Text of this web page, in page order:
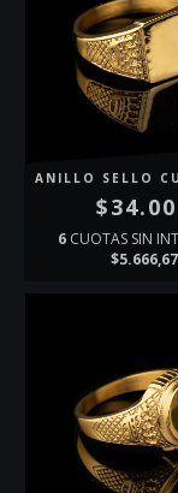
ANILLO SELLO
6 CUOTAS SIN
$5.666,67